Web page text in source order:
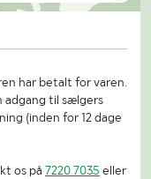
har betalt for varen.
adgang til sælgers
(inden for 12 dage
os på 7220 7035 eller